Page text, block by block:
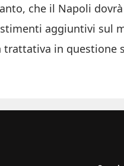
che il Napoli
aggiuntivi sul
in questione